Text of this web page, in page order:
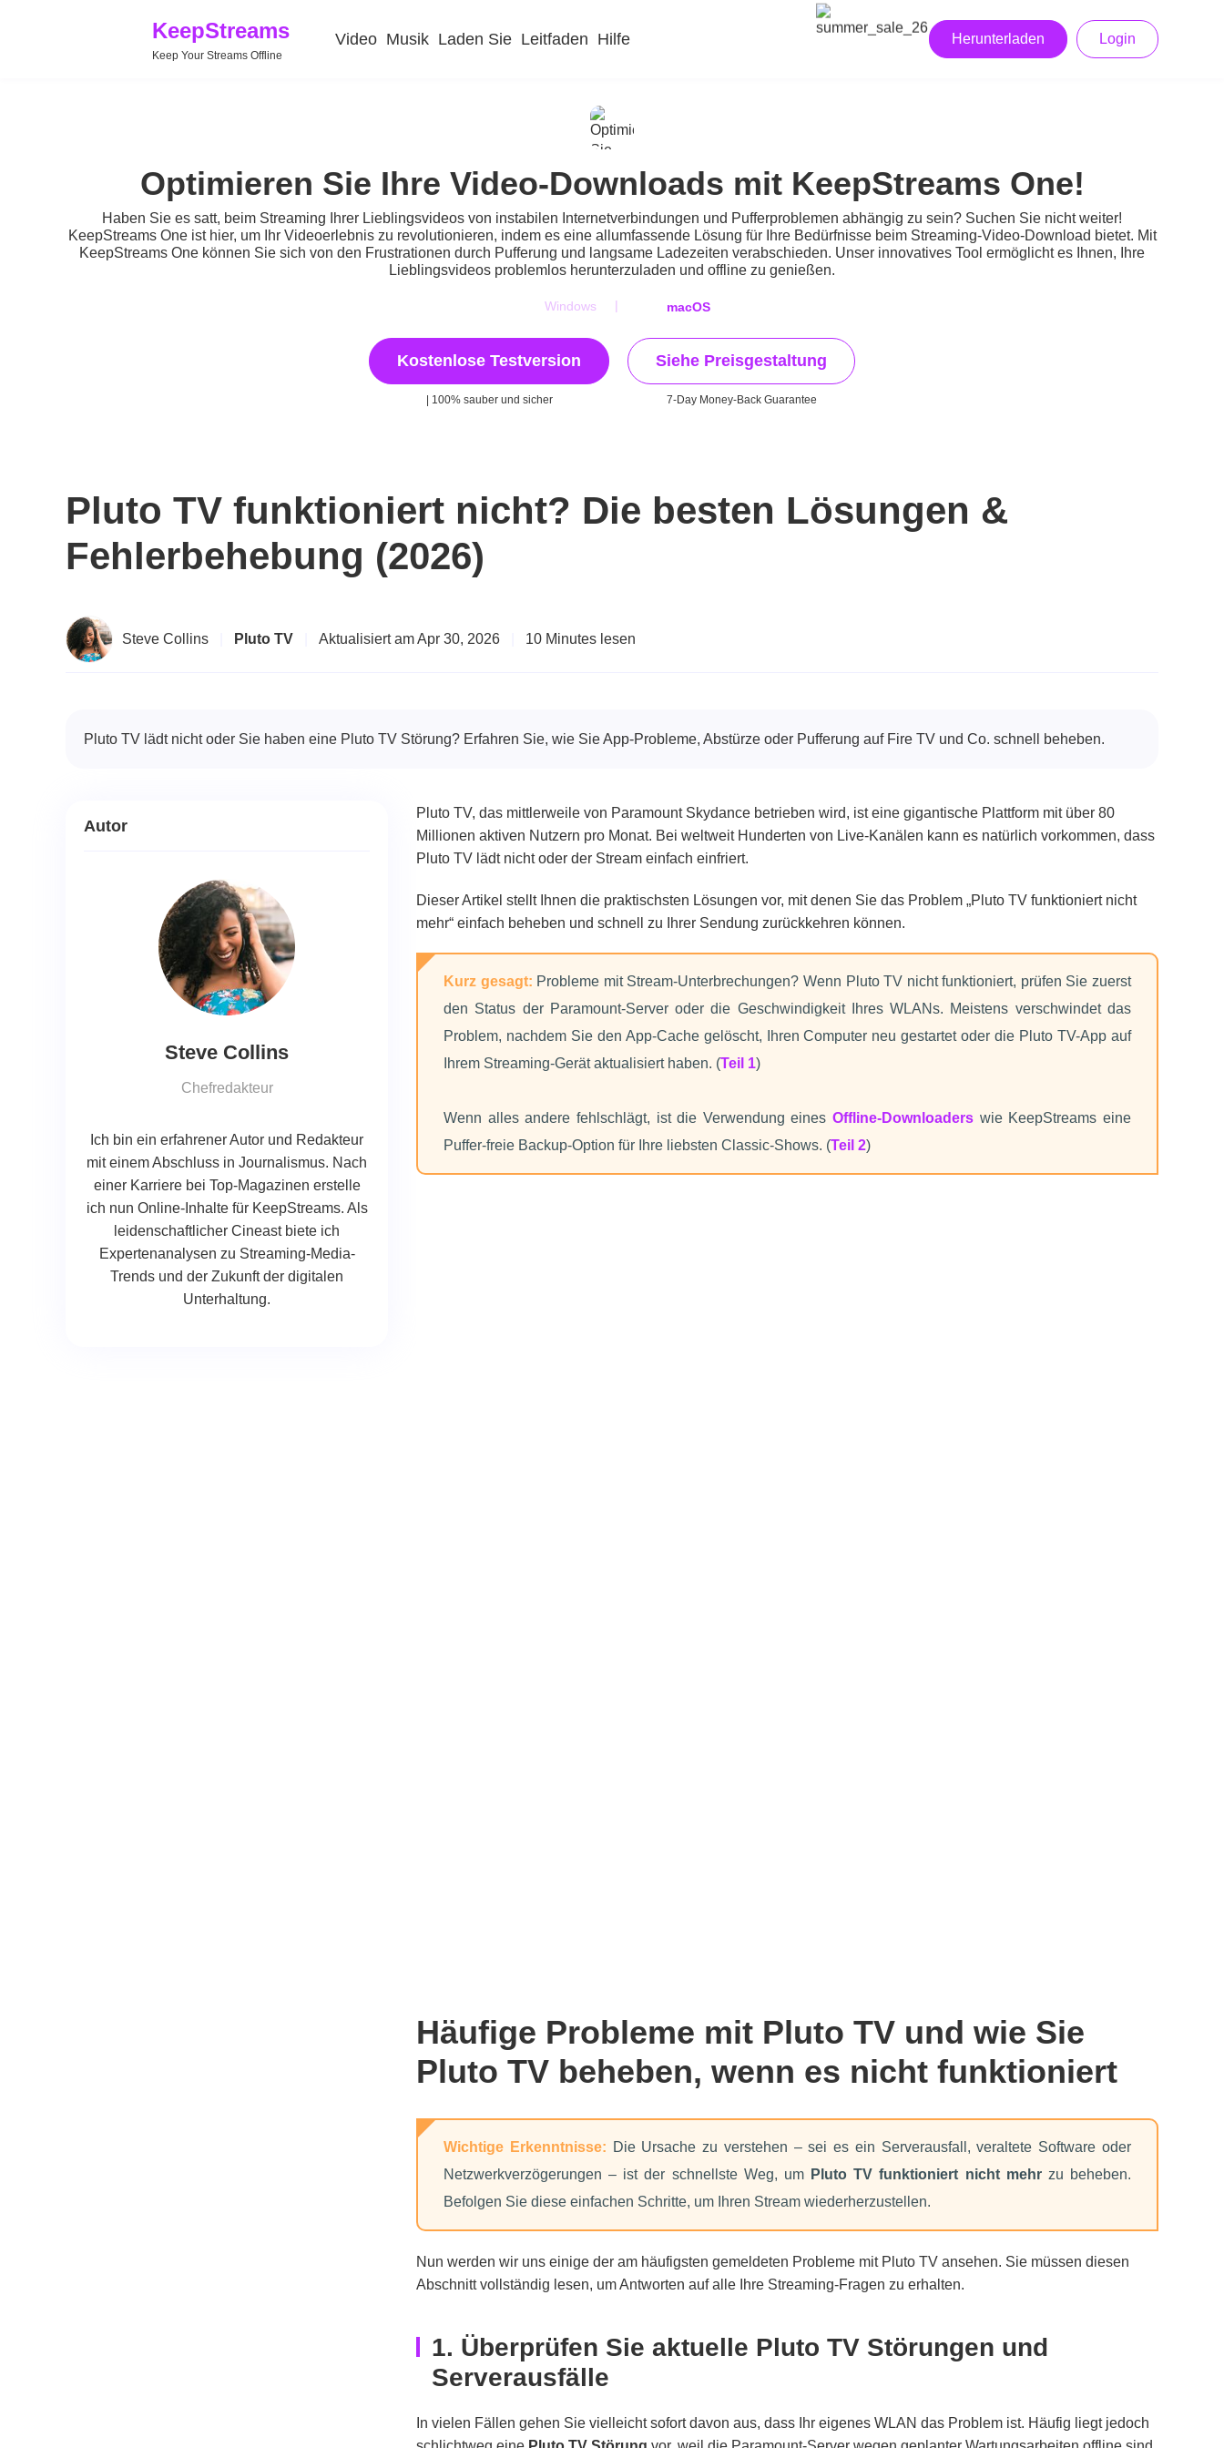
KeepStreams
Keep Your Streams Offline
Video Musik Laden Sie Leitfaden Hilfe Herunterladen Login
Optimieren Sie Ihre Video-Downloads mit KeepStreams One!
Haben Sie es satt, beim Streaming Ihrer Lieblingsvideos von instabilen Internetverbindungen und Pufferproblemen abhängig zu sein? Suchen Sie nicht weiter!
KeepStreams One ist hier, um Ihr Videoerlebnis zu revolutionieren, indem es eine allumfassende Lösung für Ihre Bedürfnisse beim Streaming-Video-Download bietet. Mit
KeepStreams One können Sie sich von den Frustrationen durch Pufferung und langsame Ladezeiten verabschieden. Unser innovatives Tool ermöglicht es Ihnen, Ihre
Lieblingsvideos problemlos herunterzuladen und offline zu genießen.
Windows | macOS
Kostenlose Testversion
| 100% sauber und sicher
Siehe Preisgestaltung
7-Day Money-Back Guarantee
Pluto TV funktioniert nicht? Die besten Lösungen &
Fehlerbehebung (2026)
Steve Collins Pluto TV Aktualisiert am Apr 30, 2026 10 Minutes lesen
Pluto TV lädt nicht oder Sie haben eine Pluto TV Störung? Erfahren Sie, wie Sie App-Probleme, Abstürze oder Pufferung auf Fire TV und Co. schnell beheben.
Pluto TV, das mittlerweile von Paramount Skydance betrieben wird, ist eine gigantische Plattform mit über 80
Millionen aktiven Nutzern pro Monat. Bei weltweit Hunderten von Live-Kanälen kann es natürlich vorkommen, dass
Pluto TV lädt nicht oder der Stream einfach einfriert.
Dieser Artikel stellt Ihnen die praktischsten Lösungen vor, mit denen Sie das Problem „Pluto TV funktioniert nicht
mehr“ einfach beheben und schnell zu Ihrer Sendung zurückkehren können.
Kurz gesagt: Probleme mit Stream-Unterbrechungen? Wenn Pluto TV nicht funktioniert, prüfen Sie zuerst
den Status der Paramount-Server oder die Geschwindigkeit Ihres WLANs. Meistens verschwindet das
Problem, nachdem Sie den App-Cache gelöscht, Ihren Computer neu gestartet oder die Pluto TV-App auf
Ihrem Streaming-Gerät aktualisiert haben. (Teil 1)
Wenn alles andere fehlschlägt, ist die Verwendung einesOffline-Downloaders wie KeepStreams eine
Puffer-freie Backup-Option für Ihre liebsten Classic-Shows. (Teil 2)
Häufige Probleme mit Pluto TV und wie Sie
Pluto TV beheben, wenn es nicht funktioniert
Wichtige Erkenntnisse: Die Ursache zu verstehen – sei es ein Serverausfall, veraltete Software oder
Netzwerkverzögerungen – ist der schnellste Weg, um Pluto TV funktioniert nicht mehrzu beheben.
Befolgen Sie diese einfachen Schritte, um Ihren Stream wiederherzustellen.
Nun werden wir uns einige der am häufigsten gemeldeten Probleme mit Pluto TV ansehen. Sie müssen diesen
Abschnitt vollständig lesen, um Antworten auf alle Ihre Streaming-Fragen zu erhalten.
1. Überprüfen Sie aktuelle Pluto TV Störungen und
Serverausfälle
In vielen Fällen gehen Sie vielleicht sofort davon aus, dass Ihr eigenes WLAN das Problem ist. Häufig liegt jedoch
Autor
Steve Collins
Chefredakteur
Ich bin ein erfahrener Autor und Redakteur
mit einem Abschluss in Journalismus. Nach
einer Karriere bei Top-Magazinen erstelle
ich nun Online-Inhalte für KeepStreams. Als
leidenschaftlicher Cineast biete ich
Expertenanalysen zu Streaming-Media-
Trends und der Zukunft der digitalen
Unterhaltung.